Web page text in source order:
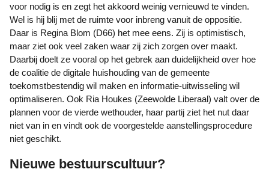
voor nodig is en zegt het akkoord weinig vernieuwd te vinden.
Wel is hij blij met de ruimte voor inbreng vanuit de oppositie.
Daar is Regina Blom (D66) het mee eens. Zij is optimistisch,
maar ziet ook veel zaken waar zij zich zorgen over maakt.
Daarbij doelt ze vooral op het gebrek aan duidelijkheid over hoe
de coalitie de digitale huishouding van de gemeente
toekomstbestendig wil maken en informatie-uitwisseling wil
optimaliseren. Ook Ria Houkes (Zeewolde Liberaal) valt over de
plannen voor de vierde wethouder, haar partij ziet het nut daar
niet van in en vindt ook de voorgestelde aanstellingsprocedure
niet geschikt.
Nieuwe bestuurscultuur?